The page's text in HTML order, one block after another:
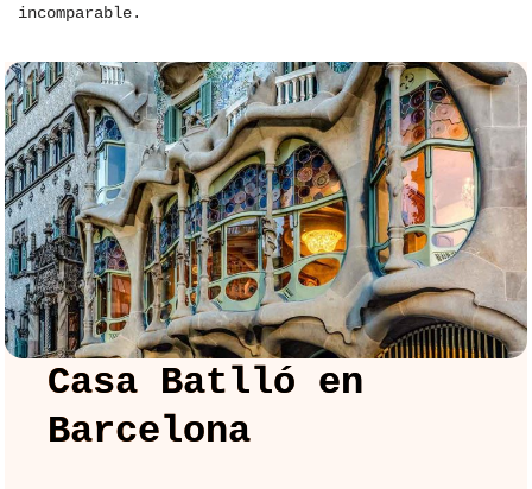
incomparable.
Casa Batlló en
Barcelona